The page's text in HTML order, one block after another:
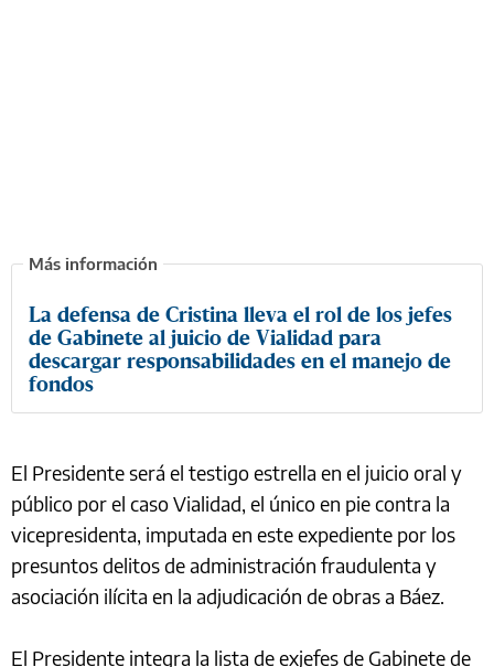
La defensa de Cristina lleva el rol de los jefes
de Gabinete al juicio de Vialidad para
descargar responsabilidades en el manejo de
fondos
El Presidente será el testigo estrella en el juicio oral y
público por el caso Vialidad, el único en pie contra la
vicepresidenta, imputada en este expediente por los
presuntos delitos de administración fraudulenta y
asociación ilícita en la adjudicación de obras a Báez.
El Presidente integra la lista de exjefes de Gabinete de